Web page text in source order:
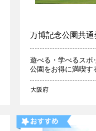
万博記念公園共通
遊べる・学べるスポ
公園をお得に満喫す
大阪府